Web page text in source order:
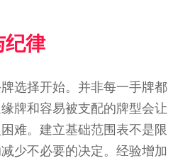
纪律
选择开始。并非每一手牌都
牌和容易被支配的牌型会让
难。建立基础范围表不是限
少不必要的决定。经验增加